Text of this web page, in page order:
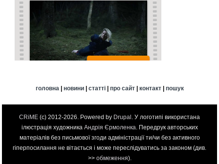
головна| новини| статті| про сайт| контакт| пошук
CRiME (c) 2012-2026. Powered by Drupal. У логотипі використана
ілюстрація художника Андрія Єрмоленка. Передрук авторських
матеріалів без письмової згоди адміністрації ти/чи без активного
гіперпосилання не вітається і може переслідуватись за законом (див.
>> обмеження).